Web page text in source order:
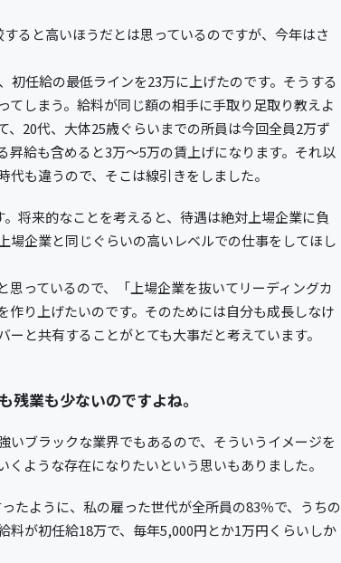
ると高いほうだとは思っているのですが、今年はさ
任給の最低ラインを23万に上げたのです。そうする
しまう。給料が同じ額の相手に手取り足取り教えよ
20代、大体25歳ぐらいまでの所員は今回全員2万ず
給も含めると3万～5万の賃上げになります。それ以
も違うので、そこは線引きをしました。
将来的なことを考えると、待遇は絶対上場企業に負
企業と同じぐらいの高いレベルでの仕事をしてほし
っているので、「上場企業を抜いてリーディングカ
り上げたいのです。そのためには自分も成長しなけ
と共有することがとても大事だと考えています。
業も少ないのですよね。
ブラックな業界でもあるので、そういうイメージを
ような存在になりたいという思いもありました。
たように、私の雇った世代が全所員の83％で、うちの
が初任給18万で、毎年5,000円とか1万円くらいしか